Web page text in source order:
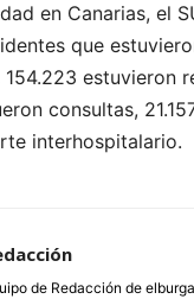
en Canarias, el
que
estuvieron
consultas,
interhospitalario.
de Redacción de